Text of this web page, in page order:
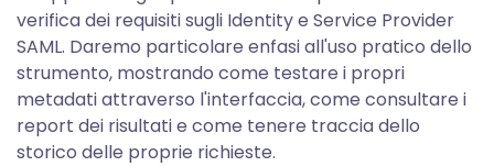
verifica dei requisiti sugli Identity e Service Provider
SAML. Daremo particolare enfasi all'uso pratico dello
strumento, mostrando come testare i propri
metadati attraverso l'interfaccia, come consultare i
report dei risultati e come tenere traccia dello
storico delle proprie richieste.